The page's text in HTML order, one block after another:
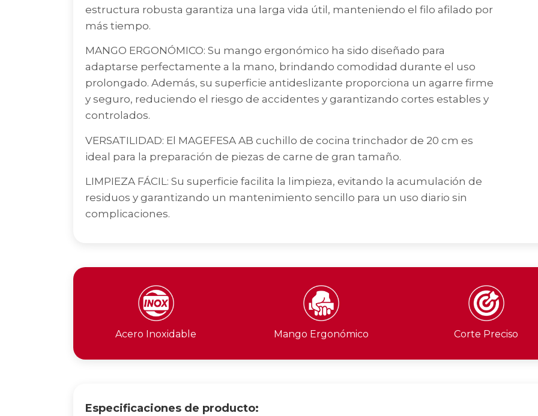
estructura robusta garantiza una larga vida útil, manteniendo el filo afilado por
más tiempo.
MANGO ERGONÓMICO: Su mango ergonómico ha sido diseñado para
adaptarse perfectamente a la mano, brindando comodidad durante el uso
prolongado. Además, su superficie antideslizante proporciona un agarre firme
y seguro, reduciendo el riesgo de accidentes y garantizando cortes estables y
controlados.
VERSATILIDAD: El MAGEFESA AB cuchillo de cocina trinchador de 20 cm es
ideal para la preparación de piezas de carne de gran tamaño.
LIMPIEZA FÁCIL: Su superficie facilita la limpieza, evitando la acumulación de
residuos y garantizando un mantenimiento sencillo para un uso diario sin
complicaciones.
Acero Inoxidable Mango Ergonómico Corte Preciso
Especificaciones de producto: